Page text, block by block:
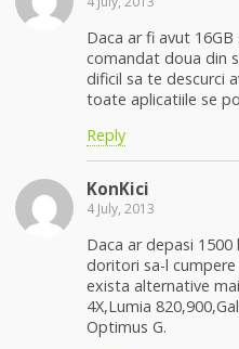
Daca ar fi avut
comandat doua din
dificil sa te descurci
toate aplicatiile se
Reply
KonKici
4 July, 2013
Daca ar depasi
doritori sa-l
exista alternative
4X,Lumia
Optimus G.